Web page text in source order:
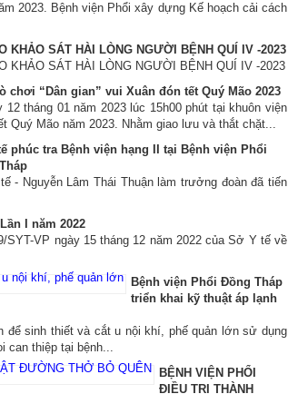
2023. Bệnh viện Phổi xây dựng Kế hoạch cải cách
KHẢO SÁT HÀI LÒNG NGƯỜI BỆNH QUÍ IV -2023
KHẢO SÁT HÀI LÒNG NGƯỜI BỆNH QUÍ IV -2023
chơi “Dân gian” vui Xuân đón tết Quý Mão 2023
01 năm 2023 lúc 15h00 phút tại khuôn viện
Quý Mão năm 2023. Nhằm giao lưu và thắt chặt...
phúc tra Bệnh viện hạng II tại Bệnh viện Phổi
- Nguyễn Lâm Thái Thuận làm trưởng đoàn đã tiến
I năm 2022
SYT-VP ngày 15 tháng 12 năm 2022 của Sở Y tế về
Bệnh viện Phổi Đồng Tháp
triển khai kỹ thuật áp lạnh
để sinh thiết và cắt u nội khí, phế quản lớn sử dụng
can thiệp tại bệnh...
BỆNH VIỆN PHỔI
ĐIỀU TRỊ THÀNH